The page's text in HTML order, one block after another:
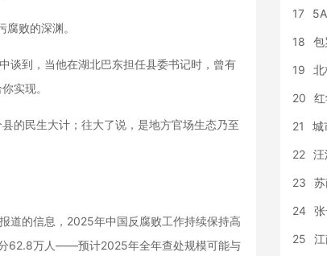
败的深渊。
到，当他在湖北巴东担任县委书记时，曾有
实现。
民生大计；往大了说，是地方官场生态乃至
的信息，2025年中国反腐败工作持续保持高
62.8万人——预计2025年全年查处规模可能与
17
18 包
19 北
20
21 城
22 汪
23
24
25